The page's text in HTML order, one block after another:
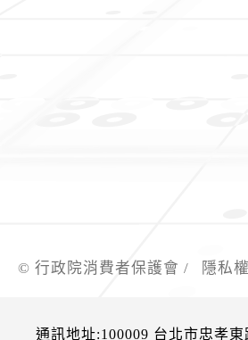
© 行政院消費者保護會 / 隱私
通訊地址:100009 台北市忠孝東